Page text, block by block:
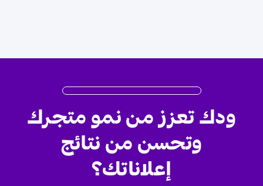
ودك تعزز من نمو متجرك
وتحسن من نتائج
إعلاناتك؟